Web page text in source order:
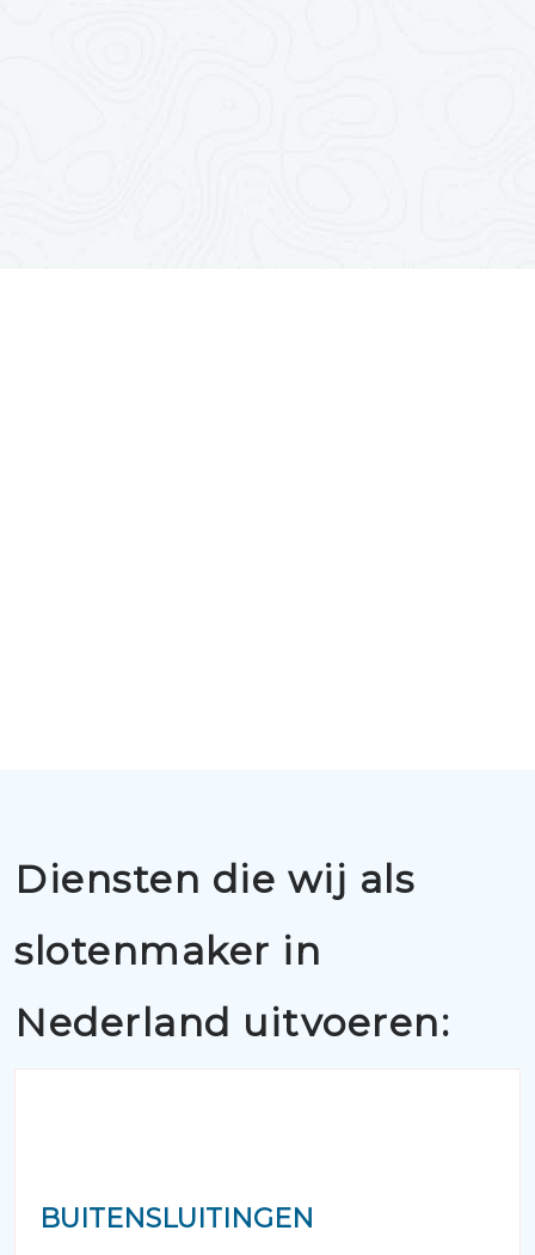
Diensten die wij als
slotenmaker in
Nederland uitvoeren:
BUITENSLUITINGEN